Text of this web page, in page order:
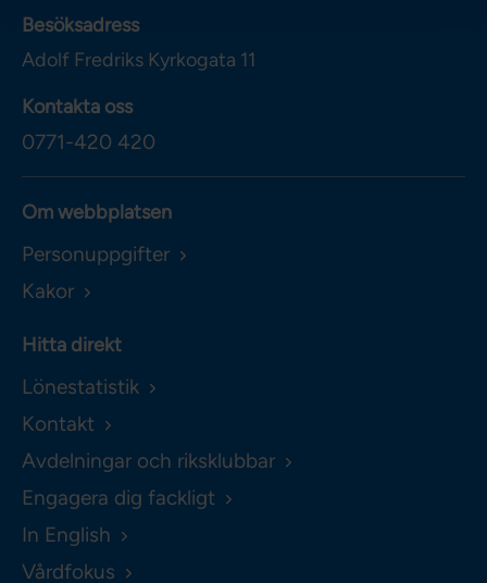
Besöksadress
Adolf Fredriks Kyrkogata 11
Kontakta oss
0771-420 420
Om webbplatsen
Personuppgifter
Kakor
Hitta direkt
Lönestatistik
Kontakt
Avdelningar och riksklubbar
Engagera dig fackligt
In English
Vårdfokus